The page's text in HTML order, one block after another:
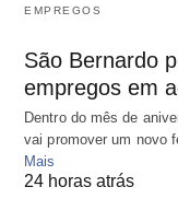
EMPREGOS
São Bernardo
empregos em
Dentro do mês de
vai promover um novo
Mais
24 horas atrás